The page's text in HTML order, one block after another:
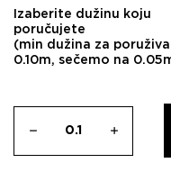
Izaberite dužinu koju
poručujete
(min dužina za
0.10m, sečemo na